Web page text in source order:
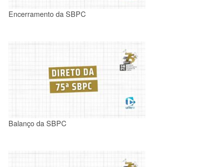
Encerramento da SBPC
Balanço da SBPC